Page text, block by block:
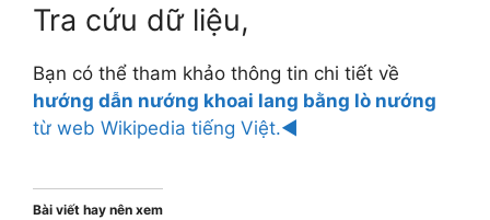
Tra cứu dữ liệu,
Bạn có thể tham khảo thông tin chi tiết về
hướng dẫn nướng khoai lang bằng lò nướng
từ web Wikipedia tiếng Việt.◄
Bài viết hay nên xem